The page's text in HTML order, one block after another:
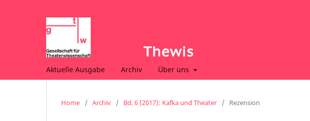
Aktuelle Ausgabe Archiv Über uns
Home / Archiv / Bd. 6 (2017): Kafka und Theater / Rezension